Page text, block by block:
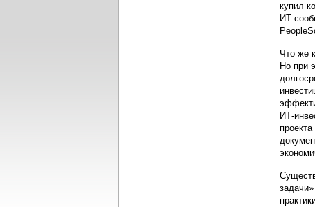
купил
ИТ
Что же
Но при
ИТ-